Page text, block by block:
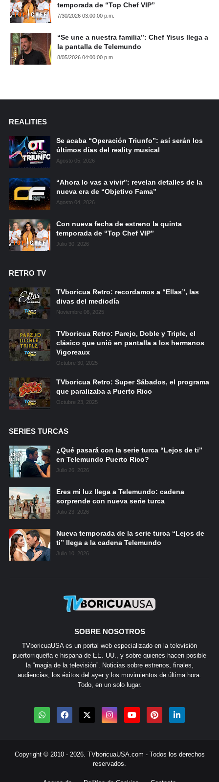
temporada de “Top Chef VIP”
7/30/2026 03:00:00 p.m.
“Se une a nuestra familia”: Chef Yisus llega a
la pantalla de Telemundo
8/05/2026 04:00:00 p.m.
REALITIES
Se acaba “Operación Triunfo”: así serán los
últimos días del reality musical
Agosto 05, 2026
“Ahora lo vas a vivir”: revelan detalles de la
nueva era de “Objetivo Fama”
Agosto 04, 2026
Con nueva fecha de estreno la quinta
temporada de “Top Chef VIP”
Julio 30, 2026
RETRO TV
TVboricua Retro: recordamos a “Ellas”, las
divas del mediodía
Noviembre 06, 2025
TVboricua Retro: Parejo, Doble y Triple, el
clásico que unió en pantalla a los hermanos
Vigoreaux
Octubre 30, 2025
TVboricua Retro: Super Sábados, el programa
que paralizaba a Puerto Rico
Octubre 23, 2025
SERIES TURCAS
¿Qué pasará con la serie turca “Lejos de ti”
en Telemundo Puerto Rico?
Julio 26, 2026
Eres mi luz llega a Telemundo: cadena
sorprende con nueva serie turca
Julio 23, 2026
Nueva temporada de la serie turca “Lejos de
ti” llega a la cadena Telemundo
Julio 10, 2026
SOBRE NOSOTROS
TVboricuaUSA es un portal web especializado en la televisión
puertorriqueña e hispana de EE. UU., y sobre quienes hacen posible
la “magia de la televisión”. Noticias sobre estrenos, finales,
audiencias, los éxitos del ayer y los movimientos de última hora.
Todo, en un solo lugar.
Copyright © 2010 - 2026. TVboricuaUSA.com - Todos los derechos
reservados.